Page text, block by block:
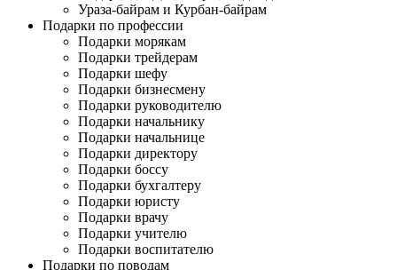
Ураза-байрам и Курбан-байрам
Подарки по профессии
Подарки морякам
Подарки трейдерам
Подарки шефу
Подарки бизнесмену
Подарки руководителю
Подарки начальнику
Подарки начальнице
Подарки директору
Подарки боссу
Подарки бухгалтеру
Подарки юристу
Подарки врачу
Подарки учителю
Подарки воспитателю
Подарки по поводам